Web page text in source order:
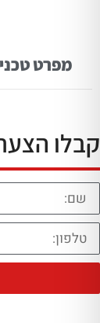
מפרט טכני
קבלו